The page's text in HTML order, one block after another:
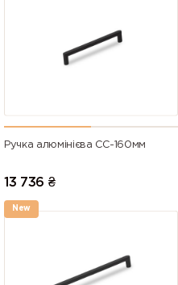
Ручка алюмінієва СС-160мм
13 736 ₴
New